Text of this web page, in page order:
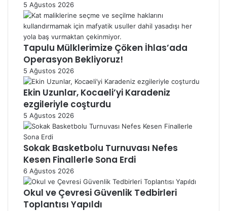
5 Ağustos 2026
Tapulu Mülklerimize Çöken İhlas’ada
Operasyon Bekliyoruz!
5 Ağustos 2026
Ekin Uzunlar, Kocaeli’yi Karadeniz
ezgileriyle coşturdu
5 Ağustos 2026
Sokak Basketbolu Turnuvası Nefes
Kesen Finallerle Sona Erdi
6 Ağustos 2026
Okul ve Çevresi Güvenlik Tedbirleri
Toplantısı Yapıldı